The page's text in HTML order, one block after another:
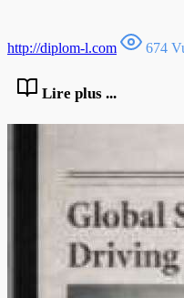
http://diplom-l.com 674
Lire plus ...